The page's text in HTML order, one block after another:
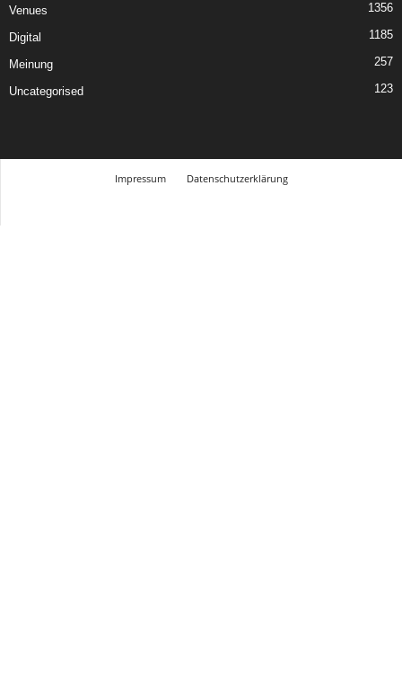
Venues 1356
Digital 1185
Meinung 257
Uncategorised 123
Impressum
Datenschutzerklärung